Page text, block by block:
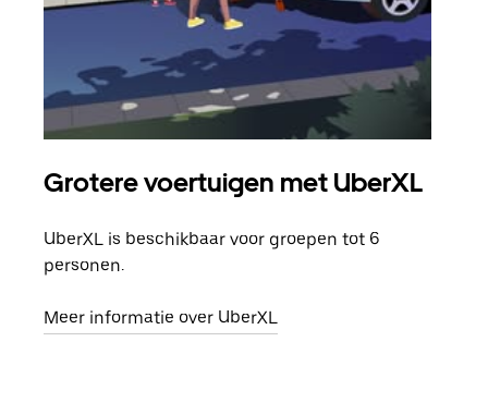
Grotere voertuigen met UberXL
UberXL is beschikbaar voor groepen tot 6
personen.
Meer informatie over UberXL